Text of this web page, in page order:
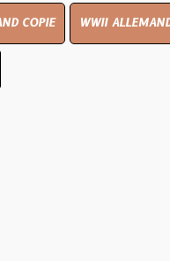
WWII ALLEMAND ORIGINAL